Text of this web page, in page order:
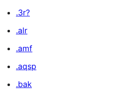
.3r?
.alr
.amf
.aqsp
.bak